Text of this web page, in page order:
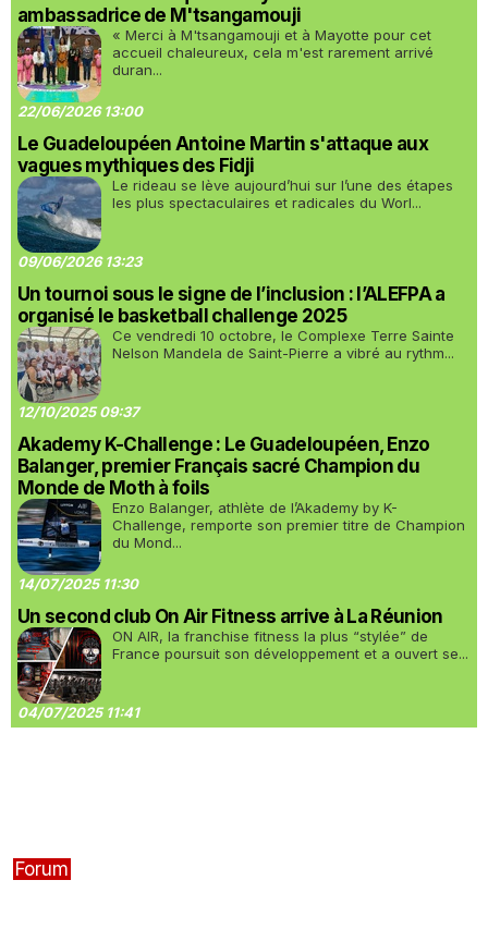
ambassadrice de M'tsangamouji
« Merci à M'tsangamouji et à Mayotte pour cet
accueil chaleureux, cela m'est rarement arrivé
duran...
22/06/2026 13:00
Le Guadeloupéen Antoine Martin s'attaque aux
vagues mythiques des Fidji
Le rideau se lève aujourd’hui sur l’une des étapes
les plus spectaculaires et radicales du Worl...
09/06/2026 13:23
Un tournoi sous le signe de l’inclusion : l’ALEFPA a
organisé le basketball challenge 2025
Ce vendredi 10 octobre, le Complexe Terre Sainte
Nelson Mandela de Saint-Pierre a vibré au rythm...
12/10/2025 09:37
Akademy K-Challenge : Le Guadeloupéen, Enzo
Balanger, premier Français sacré Champion du
Monde de Moth à foils
Enzo Balanger, athlète de l’Akademy by K-
Challenge, remporte son premier titre de Champion
du Mond...
14/07/2025 11:30
Un second club On Air Fitness arrive à La Réunion
ON AIR, la franchise fitness la plus “stylée” de
France poursuit son développement et a ouvert se...
04/07/2025 11:41
Forum